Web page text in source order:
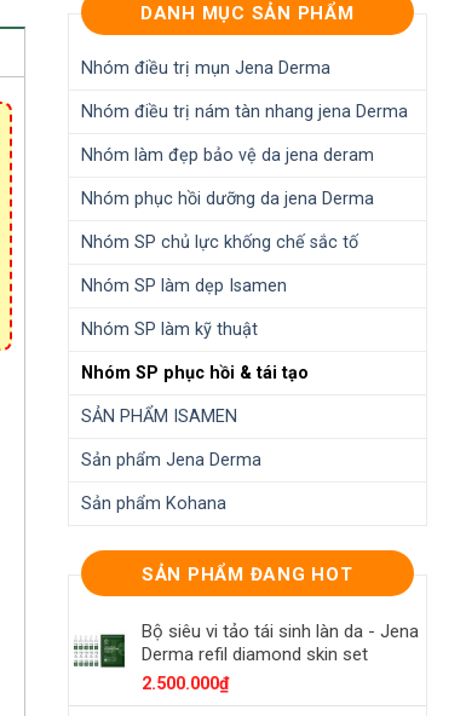
DANH MỤC SẢN PHẨM
Nhóm điều trị mụn Jena Derma
Nhóm điều trị nám tàn nhang jena Derma
Nhóm làm đẹp bảo vệ da jena deram
Nhóm phục hồi dưỡng da jena Derma
Nhóm SP chủ lực khống chế sắc tố
Nhóm SP làm dẹp Isamen
Nhóm SP làm kỹ thuật
Nhóm SP phục hồi & tái tạo
SẢN PHẨM ISAMEN
Sản phẩm Jena Derma
Sản phẩm Kohana
SẢN PHẨM ĐANG HOT
Bộ siêu vi tảo tái sinh làn da - Jena
Derma refil diamond skin set
2.500.000₫